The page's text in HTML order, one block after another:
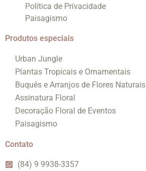
Política de Privacidade
Paisagismo
Produtos especiais
Urban Jungle
Plantas Tropicais e Ornamentais
Buquês e Arranjos de Flores Naturais
Assinatura Floral
Decoração Floral de Eventos
Paisagismo
Contato
(84) 9 9938-3357